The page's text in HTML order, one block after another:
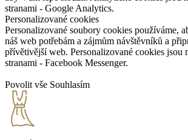
stranami - Google Analytics.
Personalizované cookies
Personalizované soubory cookies používáme,
náš web potřebám a zájmům návštěvníků a
přívětivější web. Personalizované cookies jsou
stranami - Facebook Messenger.
Povolit vše Souhlasím